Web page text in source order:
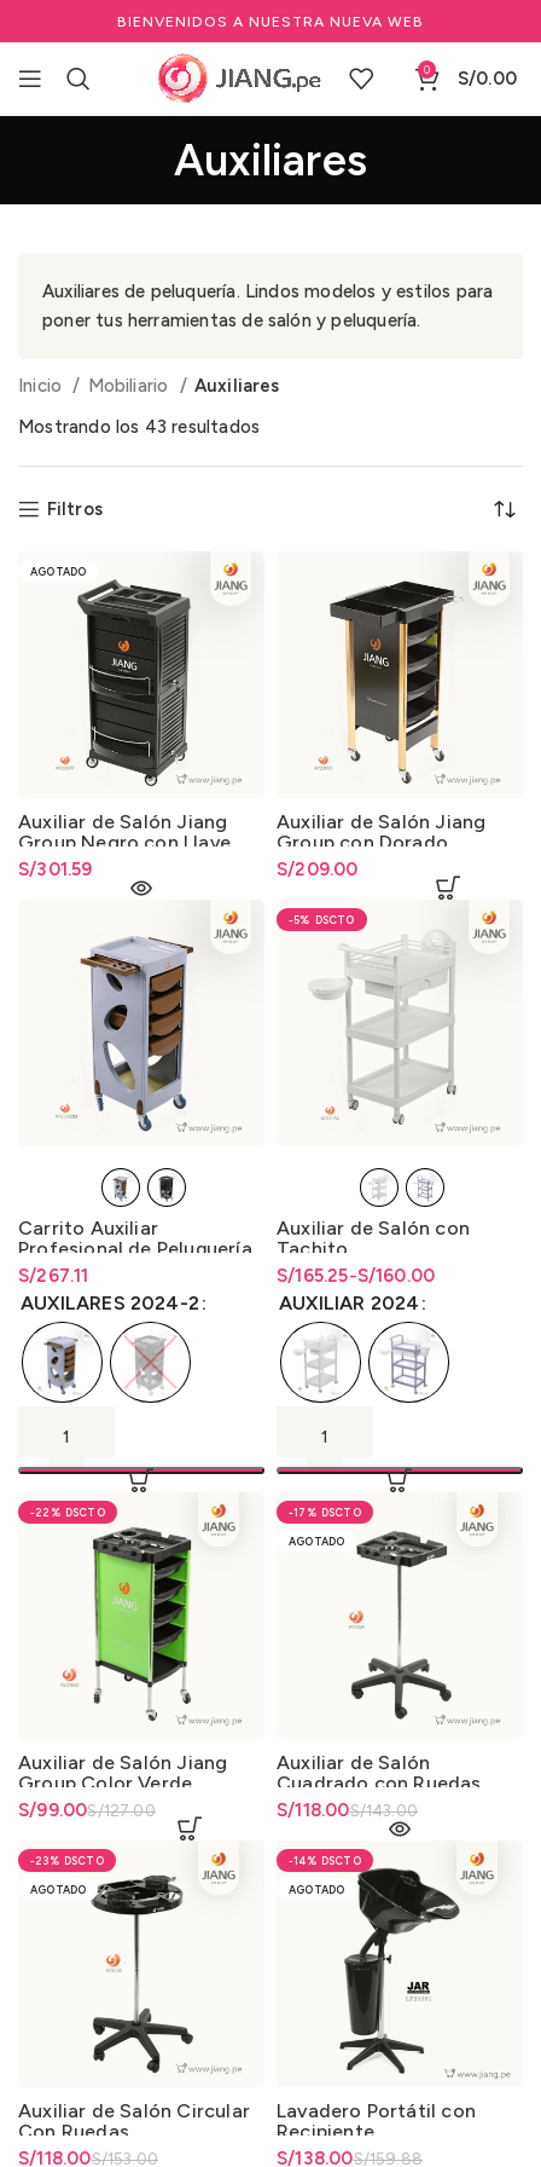
BIENVENIDOS A NUESTRA NUEVA WEB
0 S/0.00
Auxiliares
Auxiliares de peluquería. Lindos modelos y estilos para
poner tus herramientas de salón y peluquería.
Inicio Mobiliario
Auxiliares
Mostrando los 43 resultados
Filtros
AGOTADO
Auxiliar de Salón Jiang
Group Negro con Llave
S/301.59
Auxiliar de Salón Jiang
Group con Dorado
S/209.00
Carrito Auxiliar
Profesional de Peluquería
S/267.11
Rango de precios: desde
S/267.11hastaS/267.11
AUXILARES 2024-2
-5%
Auxiliar de Salón con
Tachito
S/160.00
-
S/165.25
Rango de precios: desde
S/160.00 hasta S/165.25
Rango de precios: desde
S/160.00hastaS/
AUXILIAR 2024
-22%
Auxiliar de Salón Jiang
Group Color Verde
S/127.00
El precio original era:
S/99.00
El precio actual es: S/99.00.
-17%
AGOTADO
Auxiliar de Salón
Cuadrado con Ruedas
S/143.00
El precio original era:
S/118.00
El precio actual es: S/118.00.
-23%
AGOTADO
Auxiliar de Salón Circular
Con Ruedas
S/153.00
El precio original era:
S/118.00
El precio actual es: S/118.00.
-14%
AGOTADO
Lavadero Portátil con
Recipiente
S/159.88
El precio original era:
S/138.00
El precio actual es: S/138.00.